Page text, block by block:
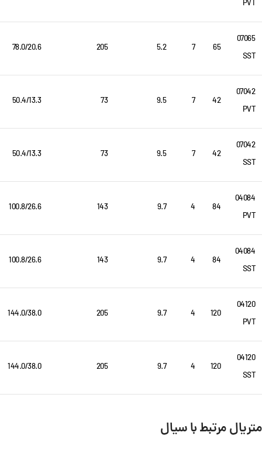
PVT
07065
SST
65
7
5.2
205
78.0/20.6
07042
PVT
42
7
9.5
73
50.4/13.3
07042
SST
42
7
9.5
73
50.4/13.3
04084
PVT
84
4
9.7
143
100.8/26.6
04084
SST
84
4
9.7
143
100.8/26.6
04120
PVT
120
4
9.7
205
144.0/38.0
04120
SST
120
4
9.7
205
144.0/38.0
متریال مرتبط با سیال